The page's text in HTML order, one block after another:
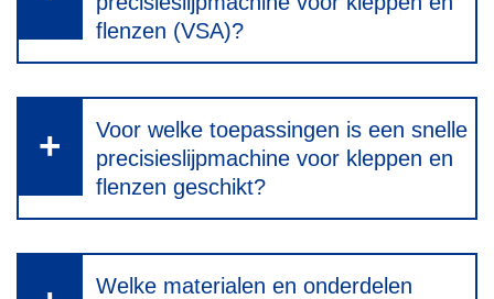
flenzen (VSA)?
Voor welke toepassingen is een snelle
precisieslijpmachine voor kleppen en
flenzen geschikt?
Welke materialen en onderdelen